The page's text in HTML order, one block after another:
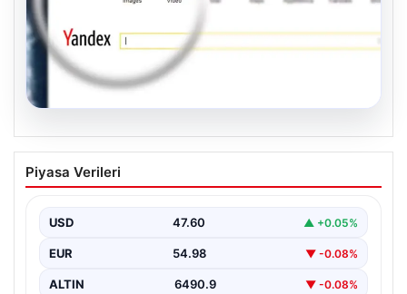
05.08.2026
Yandex Türkiye, Harita ve Navigasyon
Uygulamalarına Yapay Zeka
Şekillendiriyor
Yandex Türkiye, teknolojik gelişmeler ışığında önemli
bir adım atarak, en popüler harita ve navigasyon…
Piyasa Verileri
USD 47.60 ▲ +0.05%
EUR 54.98 ▼ -0.08%
ALTIN 6490.9 ▼ -0.08%